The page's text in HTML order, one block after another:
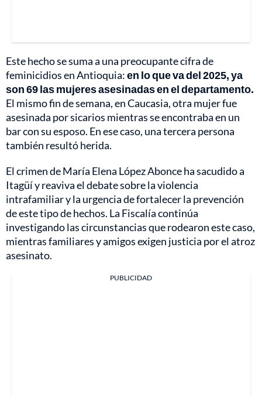
Este hecho se suma a una preocupante cifra de
feminicidios en Antioquia:en lo que va del 2025, ya
son 69 las mujeres asesinadas en el departamento.
El mismo fin de semana, en Caucasia, otra mujer fue
asesinada por sicarios mientras se encontraba en un
bar con su esposo. En ese caso, una tercera persona
también resultó herida.
El crimen de María Elena López Abonce ha sacudido a
Itagüí y reaviva el debate sobre la violencia
intrafamiliar y la urgencia de fortalecer la prevención
de este tipo de hechos. La Fiscalía continúa
investigando las circunstancias que rodearon este caso,
mientras familiares y amigos exigen justicia por el atroz
asesinato.
PUBLICIDAD